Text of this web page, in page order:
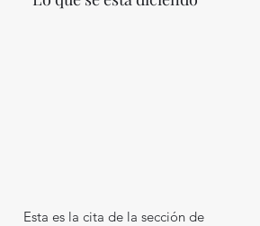
Esta es la cita de la sección de